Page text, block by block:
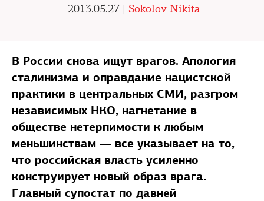
2013.05.27 | Sokolov Nikita
В России снова ищут врагов. Апология
сталинизма и оправдание нацистской
практики в центральных СМИ, разгром
независимых НКО, нагнетание в
обществе нетерпимости к любым
меньшинствам — все указывает на то,
что российская власть усиленно
конструирует новый образ врага.
Главный супостат по давней